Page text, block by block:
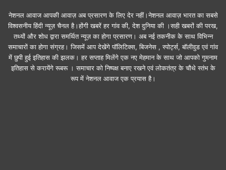
नेशनल आवाज आपकी आवाज़ अब प्रसारण के लिए देर नहीं।नेशनल आवाज़ भारत का सबसे
विश्वसनीय हिंदी न्यूज़ चैनल है।होंगी खबरें हर गांव की, देश दुनिया की ।सही खबरों की परख,
तथ्यों और शोध द्वारा समर्थित न्यूज़ का होगा प्रसारण। अब नई तकनीक के साथ विभिन्न
समाचारों का होगा संग्रह। जिसमें आप देखेंगे पॉलिटिक्स, बिजनेस , स्पोर्ट्स, बॉलीवुड एवं गांव
में छुपी हुई इतिहास की झलक। हर सप्ताह मिलेंगे एक नए मेहमान के साथ जो आपको गुमनाम
इतिहास से करायेंगे रूबरू । समाचार को निष्पक्ष बनाए रखने एवं लोकतंत्र के चौथे स्तंभ के
रूप में नेशनल आवाज एक प्रयास है।